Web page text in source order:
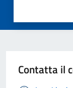
Contatta il